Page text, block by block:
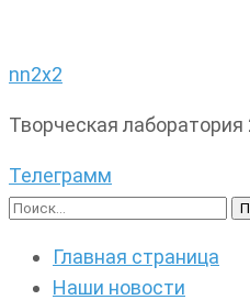
nn2x2
Творческая
Телеграмм
Найти:
Главная страница
Наши новости